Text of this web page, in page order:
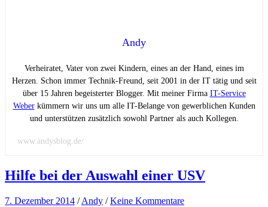
Andy
Verheiratet, Vater von zwei Kindern, eines an der Hand, eines im
Herzen. Schon immer Technik-Freund, seit 2001 in der IT tätig und seit
über 15 Jahren begeisterter Blogger. Mit meiner Firma IT-Service
Weberkümmern wir uns um alle IT-Belange von gewerblichen Kunden
und unterstützen zusätzlich sowohl Partner als auch Kollegen.
www.andysblog.de/
Hilfe bei der Auswahl einer USV
7. Dezember 2014 /Andy /Keine Kommentare